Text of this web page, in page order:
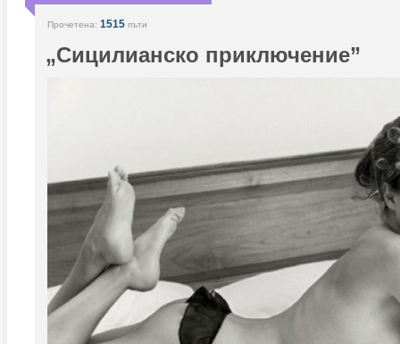
Прочетена: 1515 пъти
„Сицилианско приключение”